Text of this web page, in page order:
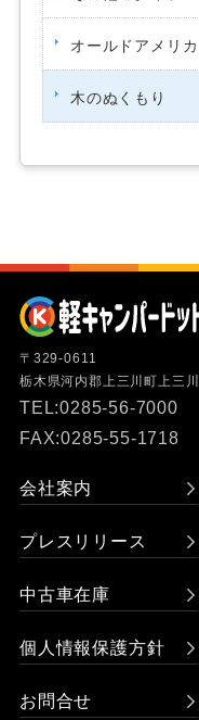
オールドアメリ
木のぬくもり
〒329-0611
栃木県河内郡上三川町上三
TEL:0285-56-7000
FAX:0285-55-1718
会社案内
プレスリリース
中古車在庫
個人情報保護方針
お問合せ